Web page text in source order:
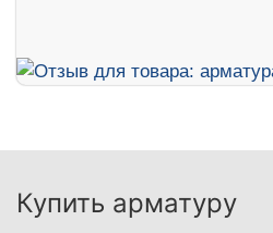
Купить арматуру